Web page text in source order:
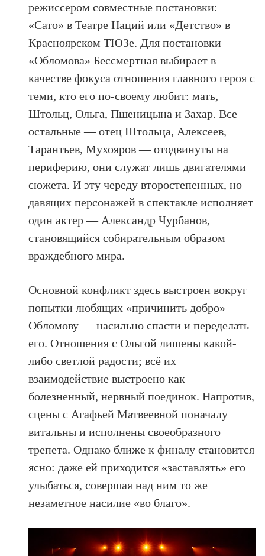
режиссером совместные постановки:
«Сато» в Театре Наций или «Детство» в
Красноярском ТЮЗе. Для постановки
«Обломова» Бессмертная выбирает в
качестве фокуса отношения главного героя с
теми, кто его по-своему любит: мать,
Штольц, Ольга, Пшеницына и Захар. Все
остальные — отец Штольца, Алексеев,
Тарантьев, Мухояров — отодвинуты на
периферию, они служат лишь двигателями
сюжета. И эту череду второстепенных, но
давящих персонажей в спектакле исполняет
один актер — Александр Чурбанов,
становящийся собирательным образом
враждебного мира.
Основной конфликт здесь выстроен вокруг
попытки любящих «причинить добро»
Обломову — насильно спасти и переделать
его. Отношения с Ольгой лишены какой-
либо светлой радости; всё их
взаимодействие выстроено как
болезненный, нервный поединок. Напротив,
сцены с Агафьей Матвеевной поначалу
витальны и исполнены своеобразного
трепета. Однако ближе к финалу становится
ясно: даже ей приходится «заставлять» его
улыбаться, совершая над ним то же
незаметное насилие «во благо».